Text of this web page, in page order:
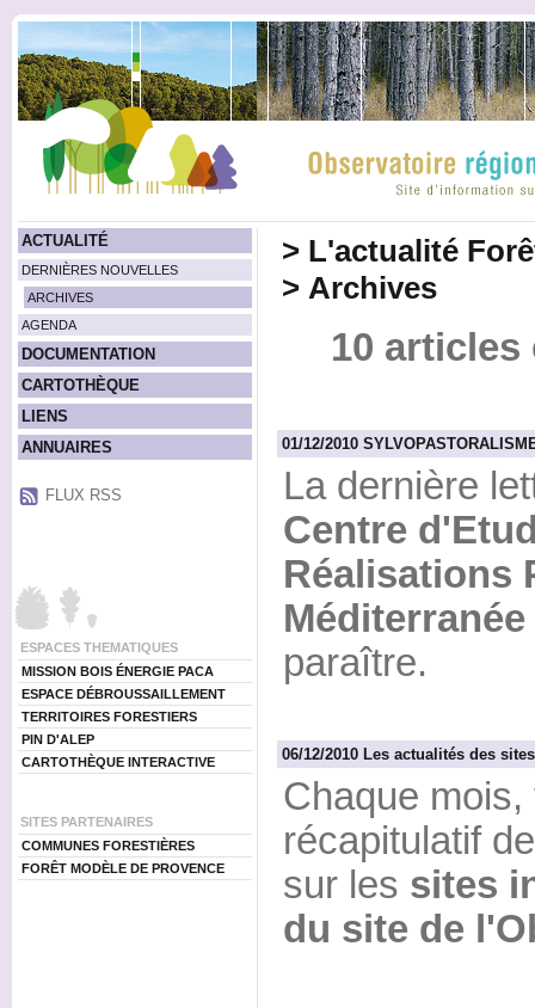
ACTUALITÉ
DERNIÈRES NOUVELLES
ARCHIVES
AGENDA
DOCUMENTATION
CARTOTHÈQUE
LIENS
ANNUAIRES
FLUX RSS
ESPACES THEMATIQUES
MISSION BOIS ÉNERGIE PACA
ESPACE DÉBROUSSAILLEMENT
TERRITOIRES FORESTIERS
PIN D'ALEP
CARTOTHÈQUE INTERACTIVE
SITES PARTENAIRES
COMMUNES FORESTIÈRES
FORÊT MODÈLE DE PROVENCE
> L'actualité
> Archives
10 articles
01/12/2010
La dernière
Centre
Réalisations
Méditerranée
paraître.
06/12/2010 Les actualités des
Chaque
récapitulatif
sur les sites
du site de